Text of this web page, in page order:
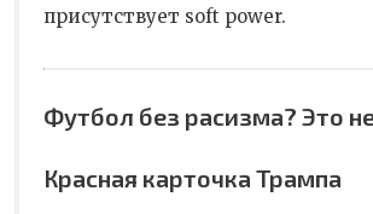
присутствует soft power.
Футбол без расизма? Это
Красная карточка Трампа